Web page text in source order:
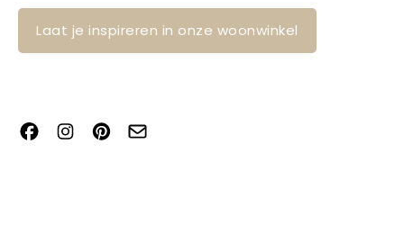
Laat je inspireren in onze woonwinkel